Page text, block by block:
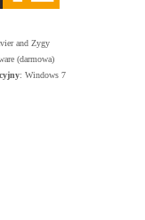
and Zygy
(darmowa)
: Windows 7